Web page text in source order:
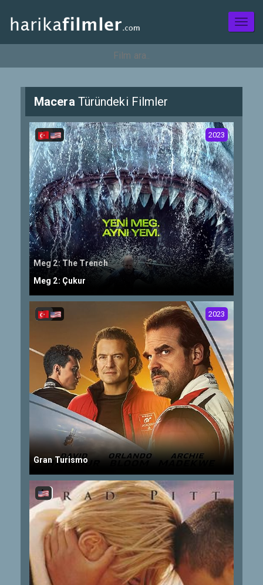
Macera Türündeki Filmler
Meg 2: The Trench
Meg 2: Çukur
2023
Gran Turismo
2023